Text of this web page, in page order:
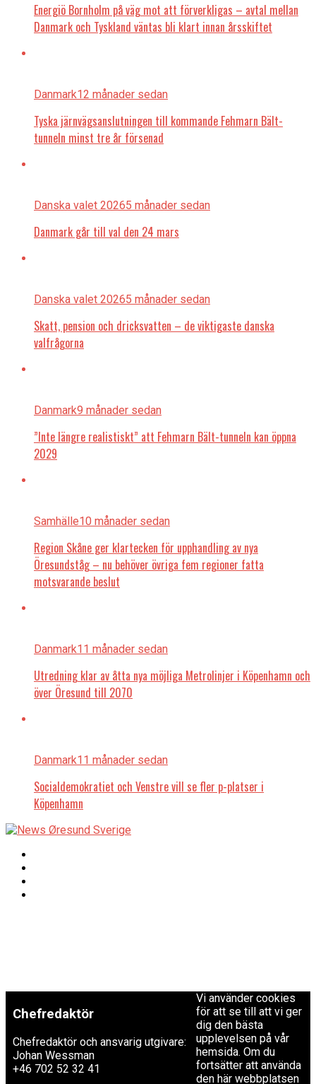
Energiö Bornholm på väg mot att förverkligas – avtal mellan
Danmark och Tyskland väntas bli klart innan årsskiftet
Danmark12 månader sedan
Tyska järnvägsanslutningen till kommande Fehmarn Bält-
tunneln minst tre år försenad
Danska valet 20265 månader sedan
Danmark går till val den 24 mars
Danska valet 20265 månader sedan
Skatt, pension och dricksvatten – de viktigaste danska
valfrågorna
Danmark9 månader sedan
”Inte längre realistiskt” att Fehmarn Bält-tunneln kan öppna
2029
Samhälle10 månader sedan
Region Skåne ger klartecken för upphandling av nya
Öresundståg – nu behöver övriga fem regioner fatta
motsvarande beslut
Danmark11 månader sedan
Utredning klar av åtta nya möjliga Metrolinjer i Köpenhamn och
över Öresund till 2070
Danmark11 månader sedan
Socialdemokratiet och Venstre vill se fler p-platser i
Köpenhamn
Chefredaktör
Chefredaktör och ansvarig utgivare:
Johan Wessman
+46 702 52 32 41
Vi använder cookies
för att se till att vi ger
dig den bästa
upplevelsen på vår
hemsida. Om du
fortsätter att använda
den här webbplatsen